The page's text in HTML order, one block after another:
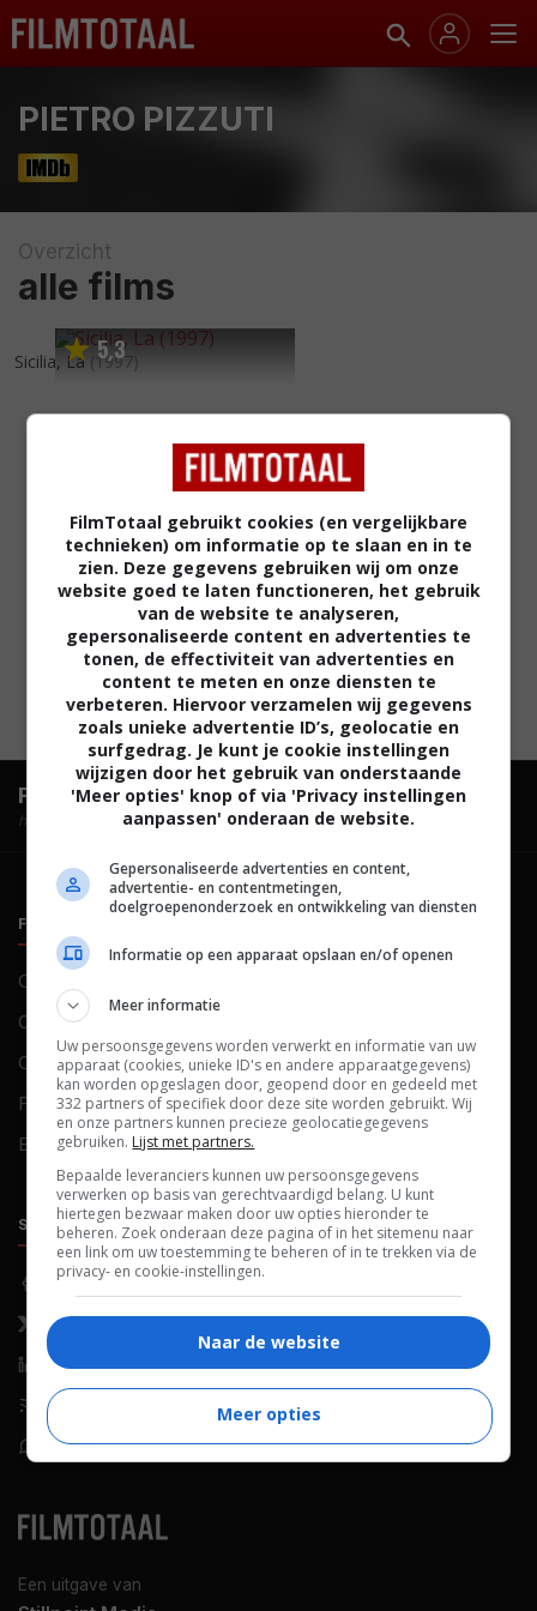
PIETRO PIZZUTI
Overzicht
alle films
5,3
Sicilia, La (1997)
FilmTotaal.Hét online filmoverzicht.
hosted by
Een uitgave van
FILMTOTAAL
Contact
Over ons
Colofon
FAQ
Blog
Cookies
Cookievoorkeuren
SOCIALS
Facebook
X (Twitter)
LinkedIn
RSS-feed
WhatsApp
ONTDEKKEN
Nieuws
Netflix
Films op tv
Bioscoop
FilmTotaal gebruikt cookies (en vergelijkbare
technieken) om informatie op te slaan en in te
zien. Deze gegevens gebruiken wij om onze
website goed te laten functioneren, het gebruik
van de website te analyseren,
gepersonaliseerde content en advertenties te
tonen, de effectiviteit van advertenties en
content te meten en onze diensten te
verbeteren. Hiervoor verzamelen wij gegevens
zoals unieke advertentie ID’s, geolocatie en
surfgedrag. Je kunt je cookie instellingen
wijzigen door het gebruik van onderstaande
'Meer opties' knop of via 'Privacy instellingen
aanpassen' onderaan de website.
Gepersonaliseerde advertenties en content,
advertentie- en contentmetingen,
doelgroepenonderzoek en ontwikkeling van diensten
Informatie op een apparaat opslaan en/of openen
Meer informatie
Uw persoonsgegevens worden verwerkt en informatie van uw
apparaat (cookies, unieke ID's en andere apparaatgegevens)
kan worden opgeslagen door, geopend door en gedeeld met
332 partners of specifiek door deze site worden gebruikt. Wij
en onze partners kunnen precieze geolocatiegegevens
gebruiken. Lijst met partners.
Bepaalde leveranciers kunnen uw persoonsgegevens
verwerken op basis van gerechtvaardigd belang. U kunt
hiertegen bezwaar maken door uw opties hieronder te
beheren. Zoek onderaan deze pagina of in het sitemenu naar
een link om uw toestemming te beheren of in te trekken via de
privacy- en cookie-instellingen.
Naar de website
Meer opties